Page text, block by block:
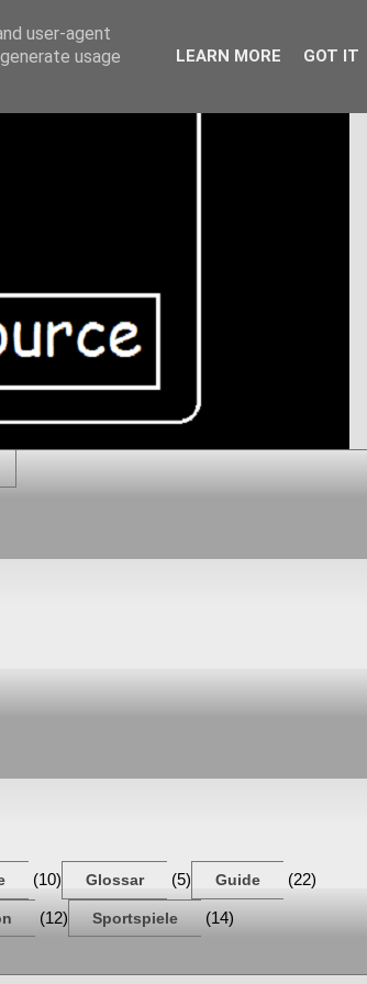
(10) Glossar (5) Guide (22)
(12) Sportspiele (14)
user-agent
usage
LEARN MORE GOT IT